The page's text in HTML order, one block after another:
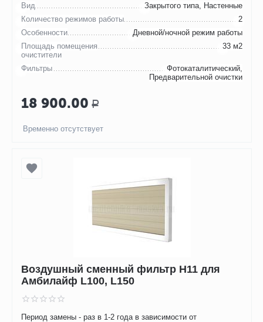
Вид
Закрытого типа, Настенные
Количество режимов работы
2
Особенности
Дневной/ночной режим работы
Площадь помещения
очистители
33 м2
Фильтры
Фотокаталитический,
Предварительной очистки
18 900.00 Р
Временно отсутствует
Воздушный сменный фильтр H11 для
Амбилайф L100, L150
Период замены - раз в 1-2 года в зависимости от